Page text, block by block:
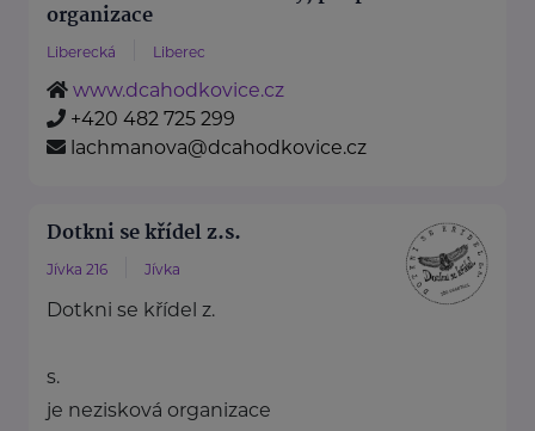
organizace
Liberecká Liberec
www.dcahodkovice.cz
+420 482 725 299
lachmanova@dcahodkovice.cz
Dotkni se křídel z.s.
Jívka 216 Jívka
Dotkni se křídel z.
s.
je nezisková organizace